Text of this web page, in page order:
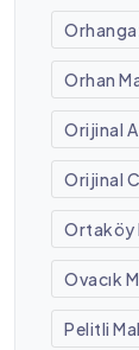
Orhan
Orijinal
Orijinal
Ortaköy
Ovacık
Pelitli